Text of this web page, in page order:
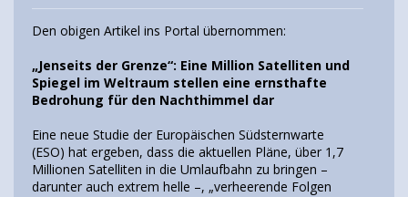
Den obigen Artikel ins Portal übernommen:
„Jenseits der Grenze“: Eine Million Satelliten und
Spiegel im Weltraum stellen eine ernsthafte
Bedrohung für den Nachthimmel dar
Eine neue Studie der Europäischen Südsternwarte
(ESO) hat ergeben, dass die aktuellen Pläne, über 1,7
Millionen Satelliten in die Umlaufbahn zu bringen –
darunter auch extrem helle –, „verheerende Folgen